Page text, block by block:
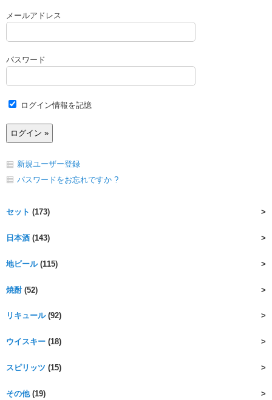
メールアドレス
パスワード
ログイン情報を記憶
新規ユーザー登録
パスワードをお忘れですか ?
セット (173)
日本酒 (143)
地ビール(115)
焼酎(52)
リキュール(92)
ウイスキー (18)
スピリッツ (15)
その他(19)